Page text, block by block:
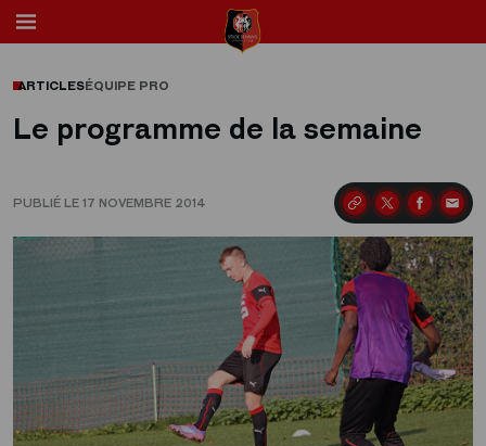
ARTICLESÉQUIPE PRO
Le programme de la semaine
PUBLIÉ LE 17 NOVEMBRE 2014 Partager